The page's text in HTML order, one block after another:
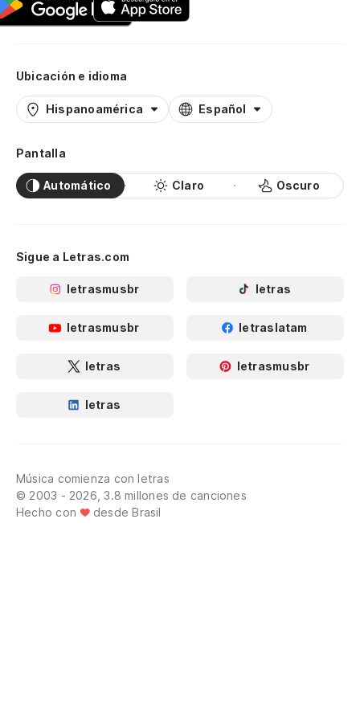
Ubicación e idioma
Hispanoamérica Español
Pantalla
Automático Claro Oscuro
Sigue a Letras.com
letrasmusbr letras
letrasmusbr letraslatam
letras letrasmusbr
letras
Música comienza con letras
© 2003 - 2026, 3.8 millones de canciones
Hecho con
desde Brasil